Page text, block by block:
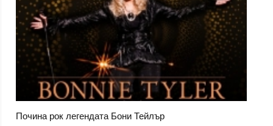
Почина рок легендата Бони Тейлър